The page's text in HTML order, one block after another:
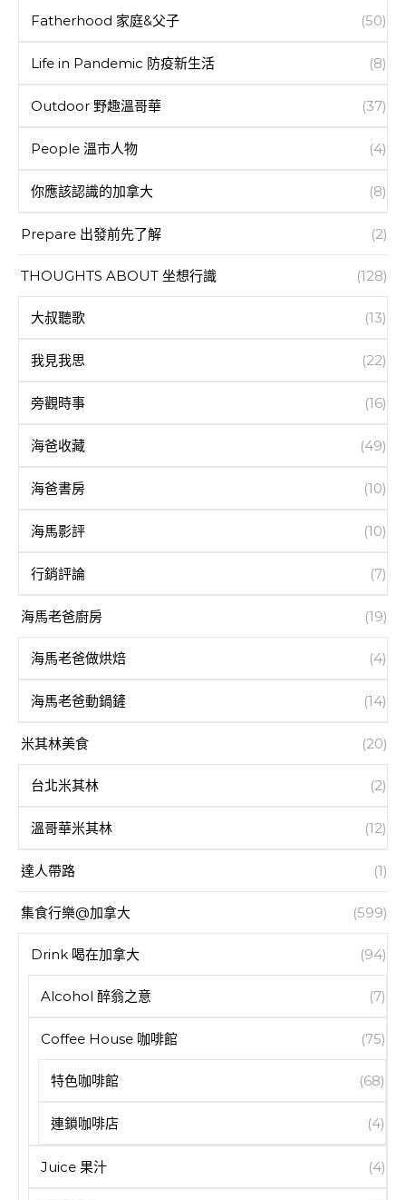
Fatherhood 家庭&父子 (50)
Life in Pandemic 防疫新生活 (8)
Outdoor 野趣溫哥華 (37)
People 溫市人物 (4)
你應該認識的加拿大 (8)
Prepare 出發前先了解 (2)
THOUGHTS ABOUT 坐想行識 (128)
大叔聽歌 (13)
我見我思 (22)
旁觀時事 (16)
海爸收藏 (49)
海爸書房 (10)
海馬影評 (10)
行銷評論 (7)
海馬老爸廚房 (19)
海馬老爸做烘焙 (4)
海馬老爸動鍋鏟 (14)
米其林美食 (20)
台北米其林 (2)
溫哥華米其林 (12)
達人帶路 (1)
集食行樂@加拿大 (599)
Drink 喝在加拿大 (94)
Alcohol 醉翁之意 (7)
Coffee House 咖啡館 (75)
特色咖啡館 (68)
連鎖咖啡店 (4)
Juice 果汁 (4)